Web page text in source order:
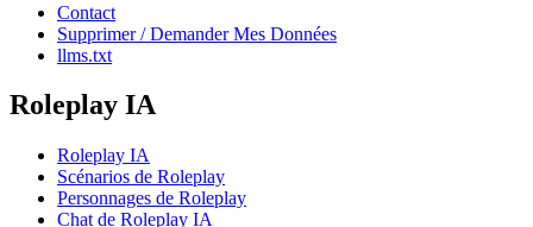
Contact
Supprimer / Demander Mes Données
llms.txt
Roleplay IA
Roleplay IA
Scénarios de Roleplay
Personnages de Roleplay
Chat de Roleplay IA